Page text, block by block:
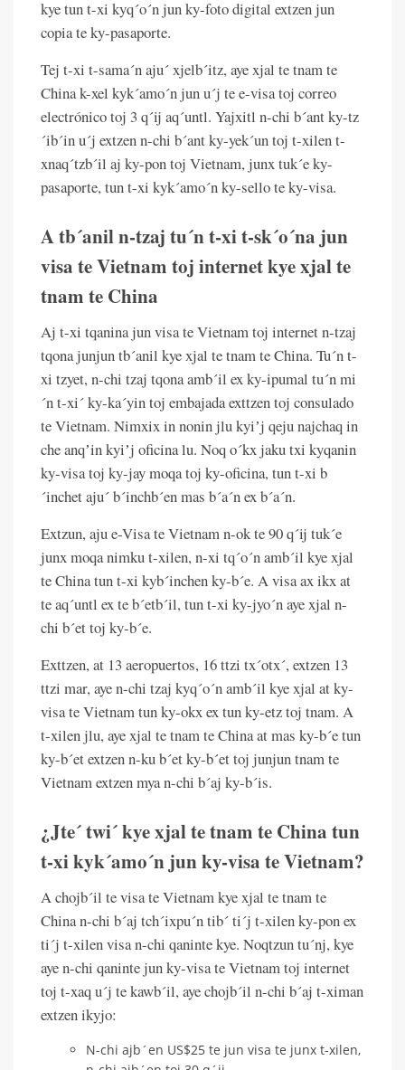
kye tun t-xi kyq´o´n jun ky-foto digital extzen jun
copia te ky-pasaporte.
Tej t-xi t-sama´n aju´ xjelb´itz, aye xjal te tnam te
China k-xel kyk´amo´n jun u´j te e-visa toj correo
electrónico toj 3 q´ij aq´untl. Yajxitl n-chi b´ant ky-tz
´ib´in u´j extzen n-chi b´ant ky-yek´un toj t-xilen t-
xnaq´tzb´il aj ky-pon toj Vietnam, junx tuk´e ky-
pasaporte, tun t-xi kyk´amo´n ky-sello te ky-visa.
A tb´anil n-tzaj tu´n t-xi t-sk´o´na jun
visa te Vietnam toj internet kye xjal te
tnam te China
Aj t-xi tqanina jun visa te Vietnam toj internet n-tzaj
tqona junjun tb´anil kye xjal te tnam te China. Tu´n t-
xi tzyet, n-chi tzaj tqona amb´il ex ky-ipumal tu´n mi
´n t-xi´ ky-ka´yin toj embajada exttzen toj consulado
te Vietnam. Nimxix in nonin jlu kyiʼj qeju najchaq in
che anqʼin kyiʼj oficina lu. Noq o´kx jaku txi kyqanin
ky-visa toj ky-jay moqa toj ky-oficina, tun t-xi b
´inchet aju´ b´inchb´en mas b´a´n ex b´a´n.
Extzun, aju e-Visa te Vietnam n-ok te 90 q´ij tuk´e
junx moqa nimku t-xilen, n-xi tq´o´n amb´il kye xjal
te China tun t-xi kyb´inchen ky-b´e. A visa ax ikx at
te aq´untl ex te b´etb´il, tun t-xi ky-jyo´n aye xjal n-
chi b´et toj ky-b´e.
Exttzen, at 13 aeropuertos, 16 ttzi tx´otx´, extzen 13
ttzi mar, aye n-chi tzaj kyq´o´n amb´il kye xjal at ky-
visa te Vietnam tun ky-okx ex tun ky-etz toj tnam. A
t-xilen jlu, aye xjal te tnam te China at mas ky-b´e tun
ky-b´et extzen n-ku b´et ky-b´et toj junjun tnam te
Vietnam extzen mya n-chi b´aj ky-b´is.
¿Jte´ twi´ kye xjal te tnam te China tun
t-xi kyk´amo´n jun ky-visa te Vietnam?
A chojb´il te visa te Vietnam kye xjal te tnam te
China n-chi b´aj tch´ixpu´n tib´ ti´j t-xilen ky-pon ex
ti´j t-xilen visa n-chi qaninte kye. Noqtzun tu´nj, kye
aye n-chi qaninte jun ky-visa te Vietnam toj internet
toj t-xaq u´j te kawb´il, aye chojb´il n-chi b´aj t-ximan
extzen ikyjo:
N-chi ajb´en US$25 te jun visa te junx t-xilen,